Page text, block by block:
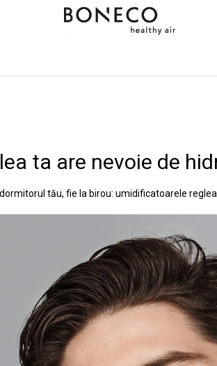
ta are nevoie de
tău, fie la birou: umidificatoarele